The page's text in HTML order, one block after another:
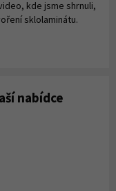
kde jsme shrnuli,
sklolaminátu.
nabídce